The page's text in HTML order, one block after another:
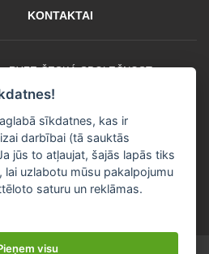
KONTAKTAI
RYZE ČESKÁ SPOLEČNOST
sīkdatnes, kas ir
darbībai (tā sauktās
jūs to atļaujat, šajās lapās tiks
lai uzlabotu mūsu pakalpojumu
saturu un reklāmas.
visu